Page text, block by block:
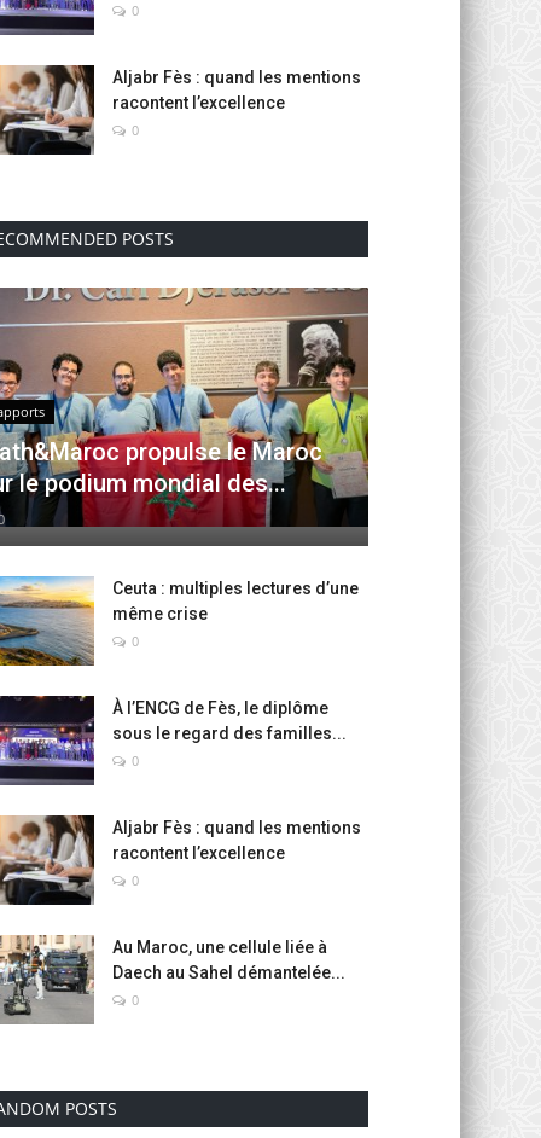
0
Aljabr Fès : quand les mentions
racontent l’excellence
0
POSTS
propulse le Maroc
le podium mondial des...
Ceuta : multiples lectures d’une
même crise
0
À l’ENCG de Fès, le diplôme
sous le regard des familles...
0
Aljabr Fès : quand les mentions
racontent l’excellence
0
Au Maroc, une cellule liée à
Daech au Sahel démantelée...
0
POSTS